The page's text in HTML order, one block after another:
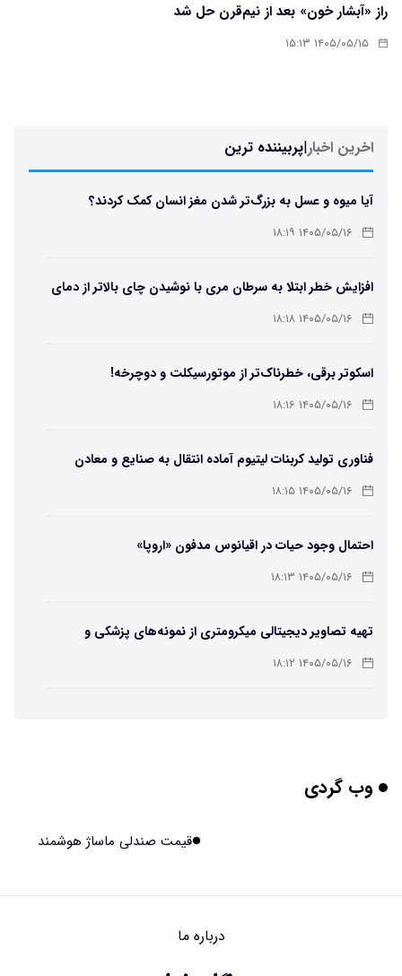
راز «آبشار خون» بعد از نیم‌قرن حل شد
۱۴۰۵/۰۵/۱۵ ۱۵:۱۳
اخرین اخبار|پربیننده ترین
آیا میوه و عسل به بزرگ‌تر شدن مغز انسان کمک کردند؟
۱۴۰۵/۰۵/۱۶ ۱۸:۱۹
افزایش خطر ابتلا به سرطان مری با نوشیدن چای بالاتر از دمای
۶۵ درجه ۱۴۰۵/۰۵/۱۶ ۱۸:۱۸
اسکوتر برقی، خطرناک‌تر از موتورسیکلت و دوچرخه!
۱۴۰۵/۰۵/۱۶ ۱۸:۱۶
فناوری تولید کربنات لیتیوم آماده انتقال به صنایع و معادن
است۱۴۰۵/۰۵/۱۶ ۱۸:۱۵
احتمال وجود حیات در اقیانوس مدفون «اروپا»
۱۴۰۵/۰۵/۱۶ ۱۸:۱۳
تهیه تصاویر دیجیتالی میکرومتری از نمونه‌های پزشکی و
صنعتی۱۴۰۵/۰۵/۱۶ ۱۸:۱۲
وب گردی
قیمت صندلی ماساژ هوشمند
درباره ما